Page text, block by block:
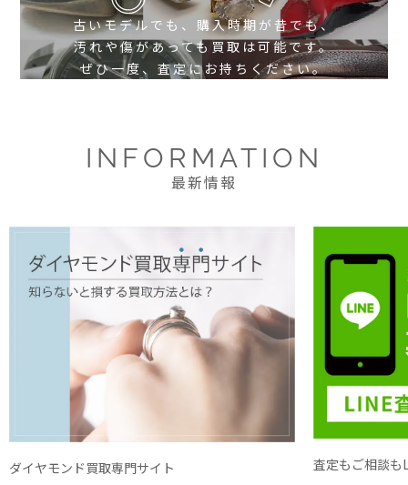
古いモデルでも、購入時期が昔でも、
汚れや傷があっても買取は可能です。
ぜひ一度、査定にお持ちください。
INFORMATION
最新情報
ダイヤモンド買取専門サイト 査定もご相談も